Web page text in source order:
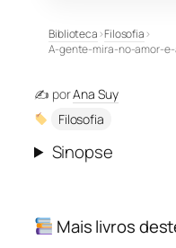
Biblioteca›Filosofia›
A-gente-mira-no-amor-
✍️ porAna Suy
Filosofia
Sinopse
Mais livros